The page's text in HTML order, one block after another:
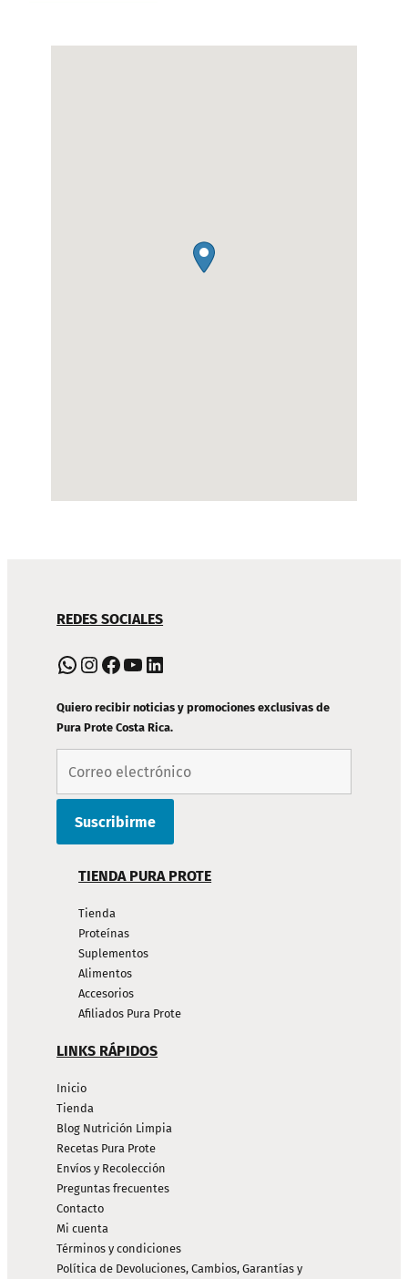
DE
PIE
PÁGINA
REDES SOCIALES
WhatsApp Instagram Facebook YouTube LinkedIn
Quiero recibir noticias y promociones exclusivas de
Pura Prote Costa Rica.
TIENDA PURA PROTE
Tienda
Proteínas
Suplementos
Alimentos
Accesorios
Afiliados Pura Prote
LINKS RÁPIDOS
Inicio
Tienda
Blog Nutrición Limpia
Recetas Pura Prote
Envíos y Recolección
Preguntas frecuentes
Contacto
Mi cuenta
Términos y condiciones
Política de Devoluciones, Cambios, Garantías y